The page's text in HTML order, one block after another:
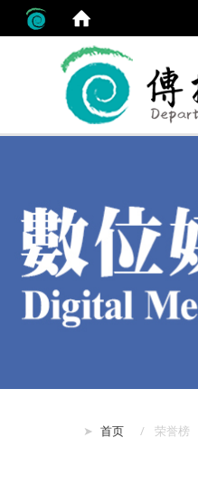
首页 荣誉榜